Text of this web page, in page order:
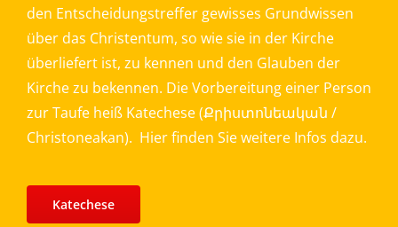
den Entscheidungstreffer gewisses Grundwissen
über das Christentum, so wie sie in der Kirche
überliefert ist, zu kennen und den Glauben der
Kirche zu bekennen. Die Vorbereitung einer Person
zur Taufe heiß Katechese (Քրիստոնեական /
Christoneakan). Hier finden Sie weitere Infos dazu.
Katechese